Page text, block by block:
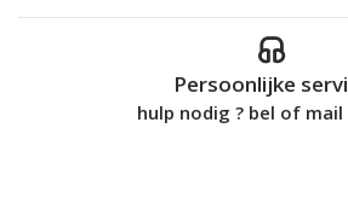
Persoonlijke
hulp nodig ? bel of